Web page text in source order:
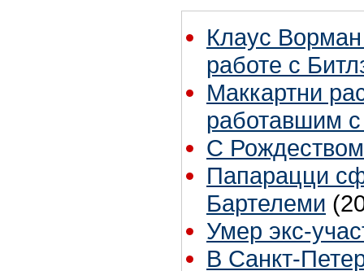
Клаус
работе с
Маккартни
работавшим
С
Папарацци
Бартелеми
Умер экс-
В Санкт-